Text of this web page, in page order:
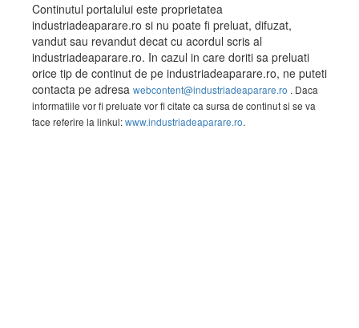
Continutul portalului este proprietatea
industriadeaparare.ro si nu poate fi preluat, difuzat,
vandut sau revandut decat cu acordul scris al
industriadeaparare.ro. In cazul in care doriti sa preluati
orice tip de continut de pe industriadeaparare.ro, ne puteti
contacta pe adresa webcontent@industriadeaparare.ro . Daca
informatiile vor fi preluate vor fi citate ca sursa de continut si se va
face referire la linkul:www.industriadeaparare.ro.